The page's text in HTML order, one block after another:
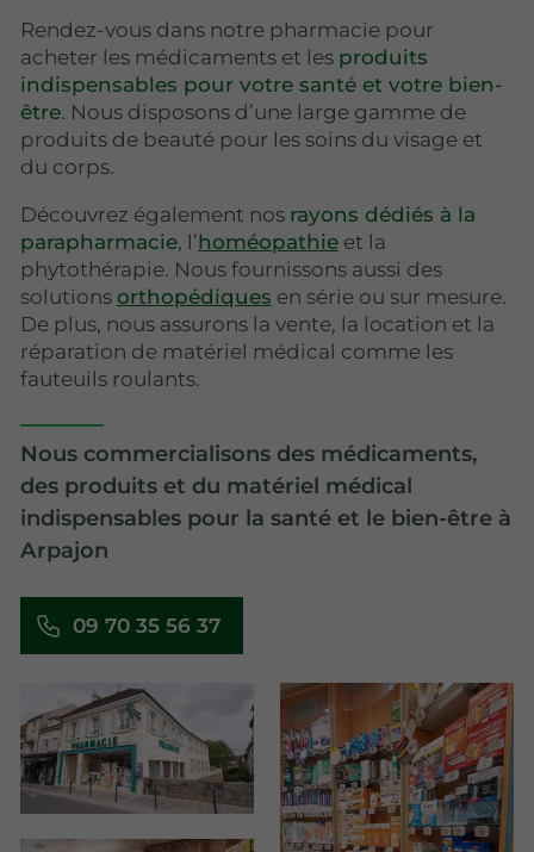
Rendez-vous dans notre pharmacie pour
acheter les médicaments et les produits
indispensables pour votre santé et votre bien-
être. Nous disposons d’une large gamme de
produits de beauté pour les soins du visage et
du corps.
Découvrez également nos rayons dédiés à la
parapharmacie, l’homéopathie et la
phytothérapie. Nous fournissons aussi des
solutions orthopédiques en série ou sur mesure.
De plus, nous assurons la vente, la location et la
réparation de matériel médical comme les
fauteuils roulants.
Nous commercialisons des médicaments,
des produits et du matériel médical
indispensables pour la santé et le bien-être à
Arpajon
09 70 35 56 37